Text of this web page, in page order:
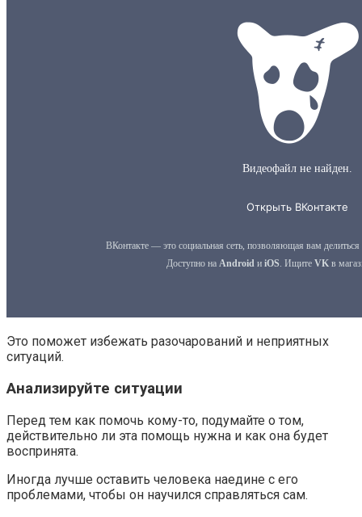
Это поможет избежать разочарований и неприятных
ситуаций.
Анализируйте ситуации
Перед тем как помочь кому-то, подумайте о том,
действительно ли эта помощь нужна и как она будет
воспринята.
Иногда лучше оставить человека наедине с его
проблемами, чтобы он научился справляться сам.